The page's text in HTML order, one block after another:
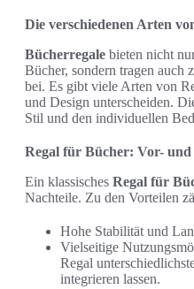
Die verschiedenen Arten
Bücherregale bieten nicht
Bücher, sondern tragen auch
bei. Es gibt viele Arten von
und Design unterscheiden.
Stil und den individuellen
Regal für Bücher: Vor- und
Ein klassisches Regal für
Nachteile. Zu den Vorteilen
Hohe Stabilität und
Vielseitige
Regal
integrieren lassen.